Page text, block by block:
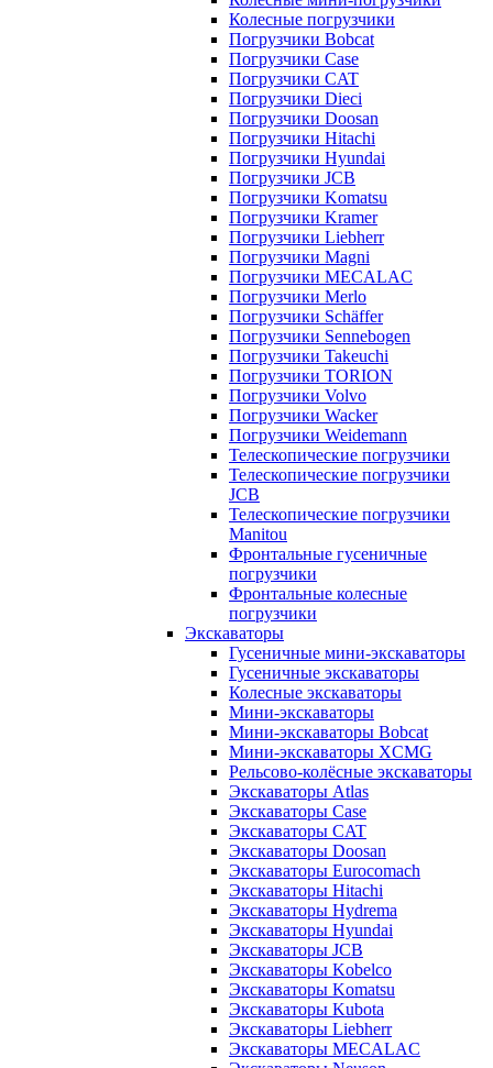
Колесные погрузчики
Погрузчики Bobcat
Погрузчики Case
Погрузчики CAT
Погрузчики Dieci
Погрузчики Doosan
Погрузчики Hitachi
Погрузчики Hyundai
Погрузчики JCB
Погрузчики Komatsu
Погрузчики Kramer
Погрузчики Liebherr
Погрузчики Magni
Погрузчики MECALAC
Погрузчики Merlo
Погрузчики Schäffer
Погрузчики Sennebogen
Погрузчики Takeuchi
Погрузчики TORION
Погрузчики Volvo
Погрузчики Wacker
Погрузчики Weidemann
Телескопические погрузчики
Телескопические погрузчики
JCB
Телескопические погрузчики
Manitou
Фронтальные гусеничные
погрузчики
Фронтальные колесные
погрузчики
Экскаваторы
Гусеничные мини-экскаваторы
Гусеничные экскаваторы
Колесные экскаваторы
Мини-экскаваторы
Мини-экскаваторы Bobcat
Мини-экскаваторы XCMG
Рельсово-колёсные экскаваторы
Экскаваторы Atlas
Экскаваторы Case
Экскаваторы CAT
Экскаваторы Doosan
Экскаваторы Eurocomach
Экскаваторы Hitachi
Экскаваторы Hydrema
Экскаваторы Hyundai
Экскаваторы JCB
Экскаваторы Kobelco
Экскаваторы Komatsu
Экскаваторы Kubota
Экскаваторы Liebherr
Экскаваторы MECALAC